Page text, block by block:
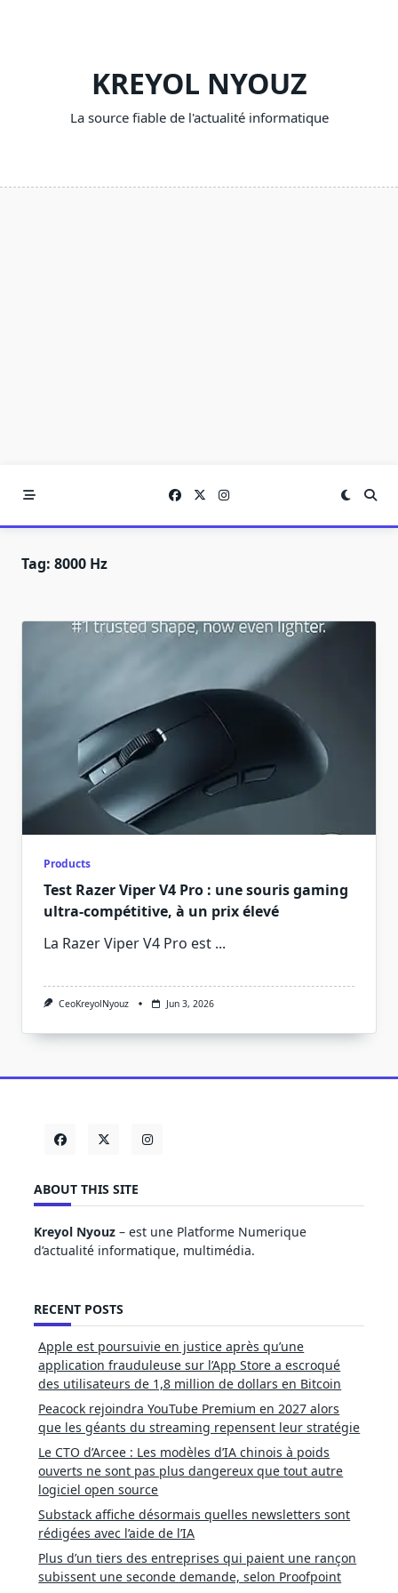
KREYOL NYOUZ
La source fiable de l'actualité informatique
Tag: 8000 Hz
Products
Test Razer Viper V4 Pro : une souris gaming
ultra-compétitive, à un prix élevé
La Razer Viper V4 Pro est ...
CeoKreyolNyouz Jun 3, 2026
ABOUT THIS SITE
Kreyol Nyouz – est une Platforme Numerique
d’actualité informatique, multimédia.
RECENT POSTS
Apple est poursuivie en justice après qu’une
application frauduleuse sur l’App Store a escroqué
des utilisateurs de 1,8 million de dollars en Bitcoin
Peacock rejoindra YouTube Premium en 2027 alors
que les géants du streaming repensent leur stratégie
Le CTO d’Arcee : Les modèles d’IA chinois à poids
ouverts ne sont pas plus dangereux que tout autre
logiciel open source
Substack affiche désormais quelles newsletters sont
rédigées avec l’aide de l’IA
Plus d’un tiers des entreprises qui paient une rançon
subissent une seconde demande, selon Proofpoint